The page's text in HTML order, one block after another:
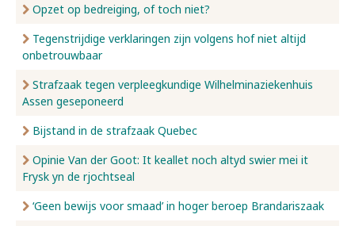
Opzet op bedreiging, of toch niet?
Tegenstrijdige verklaringen zijn volgens hof niet altijd
onbetrouwbaar
Strafzaak tegen verpleegkundige Wilhelminaziekenhuis
Assen geseponeerd
Bijstand in de strafzaak Quebec
Opinie Van der Goot: It keallet noch altyd swier mei it
Frysk yn de rjochtseal
‘Geen bewijs voor smaad’ in hoger beroep Brandariszaak